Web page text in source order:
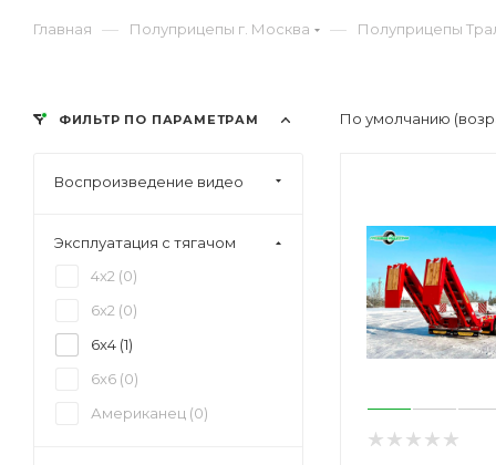
Главная — Полуприцепы г. Москва — Полуприцепы
По умолчанию
ФИЛЬТР ПО ПАРАМЕТРАМ
Воспроизведение видео
Эксплуатация с тягачом
4x2 (0)
6x2 (0)
6x4 (1)
6x6 (0)
Американец (0)